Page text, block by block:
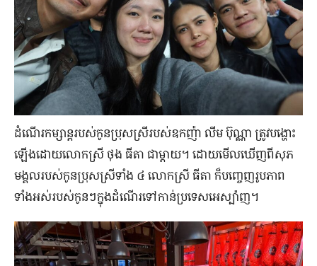
ដំណើរ​កម្សាន្ត​របស់​កូន​ប្រុស​ស្រី​របស់​ឧកញ៉ា លីម ប៊ុណ្ណា ត្រូវ​បង្ហោះ​
ឡើង​ដោយ​លោកស្រី ថុង ធីតា ជា​ម្ដាយ។ ដោយ​មើល​ឃើញ​ពី​សុភ
មង្គល​របស់​កូន​ប្រុស​ស្រី​ទាំង ៤ លោកស្រី ធីតា ក៏​បញ្ចេញ​រូបភាព​
ទាំង​អស់​របស់​កូន​ៗ​ក្នុង​ដំណើរ​ទៅ​កាន់​ប្រទេស​អេស្ប៉ាញ។